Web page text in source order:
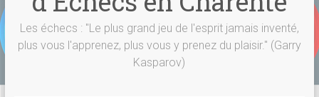
Les échecs : "Le plus grand jeu de l'esprit jamais inventé,
plus vous l'apprenez, plus vous y prenez du plaisir." (Garry
Kasparov)